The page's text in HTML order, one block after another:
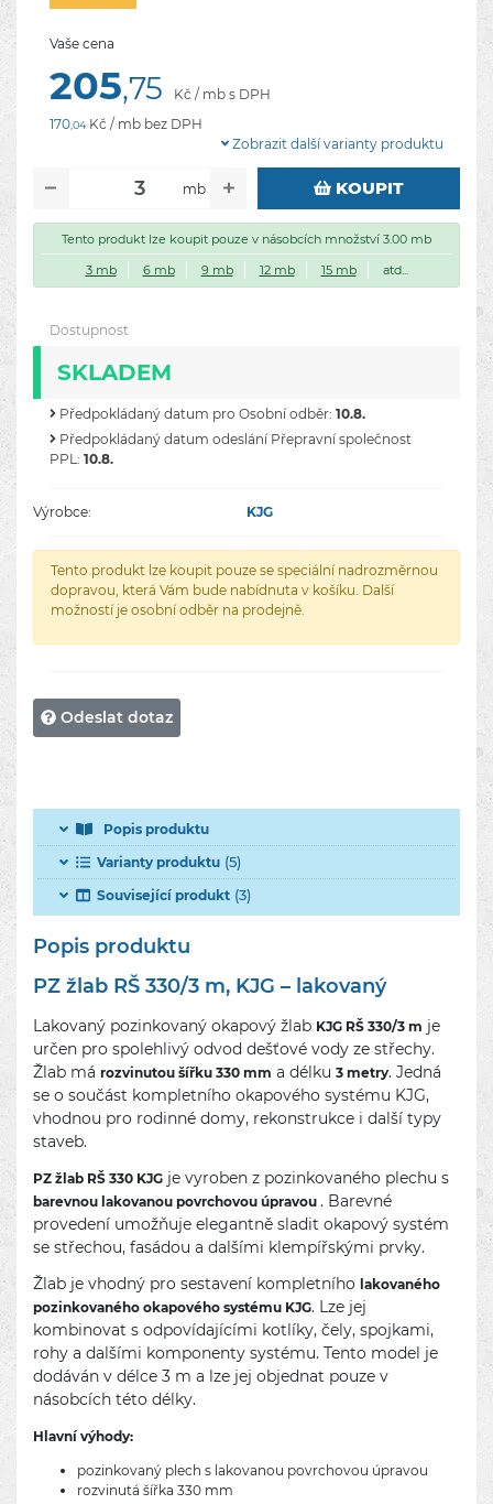
Vaše cena
205,75
Kč / mb s DPH
170,04 Kč / mb bez DPH
Zobrazit další varianty produktu
mb KOUPIT
Tento produkt lze koupit pouze v násobcích množství 3.00 mb
3 mb
6 mb 9 mb 12 mb 15 mb atd...
Dostupnost
SKLADEM
Předpokládaný datum pro Osobní odběr: 10.8.
Předpokládaný datum odeslání Přepravní společnost
PPL: 10.8.
Výrobce: KJG
Tento produkt lze koupit pouze se speciální nadrozměrnou
dopravou, která Vám bude nabídnuta v košíku. Další
možností je osobní odběr na prodejně.
Odeslat dotaz
Popis produktu
Varianty produktu (5)
Související produkt (3)
Popis produktu
PZ žlab RŠ 330/3 m, KJG – lakovaný
Lakovaný pozinkovaný okapový žlab KJG RŠ 330/3 m je
určen pro spolehlivý odvod dešťové vody ze střechy.
Žlab má rozvinutou šířku 330 mm a délku 3 metry. Jedná
se o součást kompletního okapového systému KJG,
vhodnou pro rodinné domy, rekonstrukce i další typy
staveb.
PZ žlab RŠ 330 KJG je vyroben z pozinkovaného plechu s
barevnou lakovanou povrchovou úpravou . Barevné
provedení umožňuje elegantně sladit okapový systém
se střechou, fasádou a dalšími klempířskými prvky.
Žlab je vhodný pro sestavení kompletního lakovaného
pozinkovaného okapového systému KJG. Lze jej
kombinovat s odpovídajícími kotlíky, čely, spojkami,
rohy a dalšími komponenty systému. Tento model je
dodáván v délce 3 m a lze jej objednat pouze v
násobcích této délky.
Hlavní výhody:
pozinkovaný plech s lakovanou povrchovou úpravou
rozvinutá šířka 330 mm